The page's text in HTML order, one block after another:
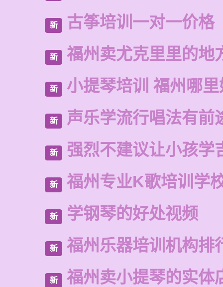
新 古筝培训一对一价格
新 福州卖尤克里里的地
新 小提琴培训 福州哪
新 声乐学流行唱法有前
新 强烈不建议让小孩学
新 福州专业K歌培训学
新 学钢琴的好处视频
新 福州乐器培训机构排
新 福州卖小提琴的实体